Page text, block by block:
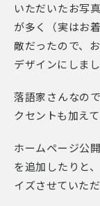
いただいたお写
が多く（実はお
敵だったので、
デザインにしまし
落語家さんなの
クセントも加えて
ホームページ公
を追加したりと
イズさせていた